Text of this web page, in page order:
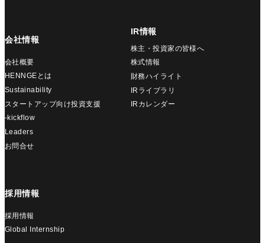
会社情報
会社概要
HENNGEとは
Sustainability
スタートアップ向け投資支援
-kickflow
Leaders
お問合せ
IR情報
株主・投資家の皆様へ
株式情報
財務ハイライト
IRライブラリ
IRカレンダー
採用情報
採用情報
Global Internship